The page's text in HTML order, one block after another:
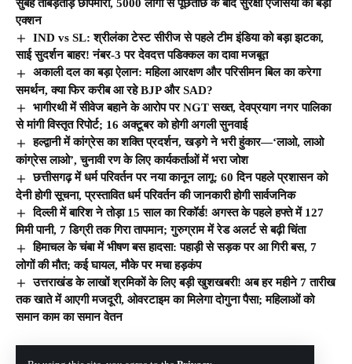
सुबह ताबड़तोड़ छापेमारी, 5000 लोगों से पूछताछ के बाद सुरक्षा एजेंसियों का बड़ा
एक्शन
IND vs SL: श्रीलंका टेस्ट सीरीज से पहले टीम इंडिया को बड़ा झटका,
साई सुदर्शन बाहर! नंबर-3 पर देवदत्त पडिक्कल का दावा मजबूत
अकाली दल का बड़ा ऐलान: महिला आरक्षण और परिसीमन बिल का करेगा
समर्थन, क्या फिर करीब आ रहे BJP और SAD?
भागीरथी में सीवेज बहाने के आरोप पर NGT सख्त, देवप्रयाग नगर पालिका
से मांगी विस्तृत रिपोर्ट; 16 अक्टूबर को होगी अगली सुनवाई
हल्द्वानी में कांग्रेस का शक्ति प्रदर्शन, खड़गे ने भरी हुंकार—‘लाओ, लाओ
कांग्रेस लाओ’, चुनावी रण के लिए कार्यकर्ताओं में भरा जोश
छत्तीसगढ़ में धर्म परिवर्तन पर नया कानून लागू: 60 दिन पहले प्रशासन को
देनी होगी सूचना, प्रस्तावित धर्म परिवर्तन की जानकारी होगी सार्वजनिक
दिल्ली में बारिश ने तोड़ा 15 साल का रिकॉर्ड! अगस्त के पहले हफ्ते में 127
मिमी पानी, 7 डिग्री तक गिरा तापमान; गुरुग्राम में रेड अलर्ट से बढ़ी चिंता
हिमाचल के चंबा में भीषण बस हादसा: पहाड़ी से सड़क पर आ गिरी बस, 7
लोगों की मौत; कई घायल, मौके पर मचा हड़कंप
उत्तराखंड के लाखों श्रमिकों के लिए बड़ी खुशखबरी! अब हर महीने 7 तारीख
तक खाते में आएगी मजदूरी, ओवरटाइम का मिलेगा दोगुना पैसा; महिलाओं को
समान काम का समान वेतन
© The Hill India. All Rights Reserved | Developed By: